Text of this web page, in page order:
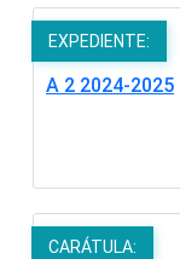
EXPEDIENTE:
A 2 2024-2025
CARÁTULA: